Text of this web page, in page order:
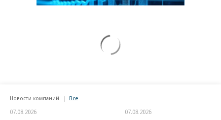
Новости компаний Все
07.08.2026 07.08.2026